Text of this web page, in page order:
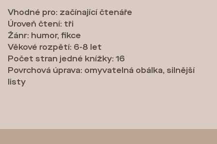
Vhodné pro: začínající čtenáře
Úroveň čtení: tři
Žánr: humor, fikce
Věkové rozpětí: 6-8 let
Počet stran jedné knížky: 16
Povrchová úprava: omyvatelná obálka, silnější
listy